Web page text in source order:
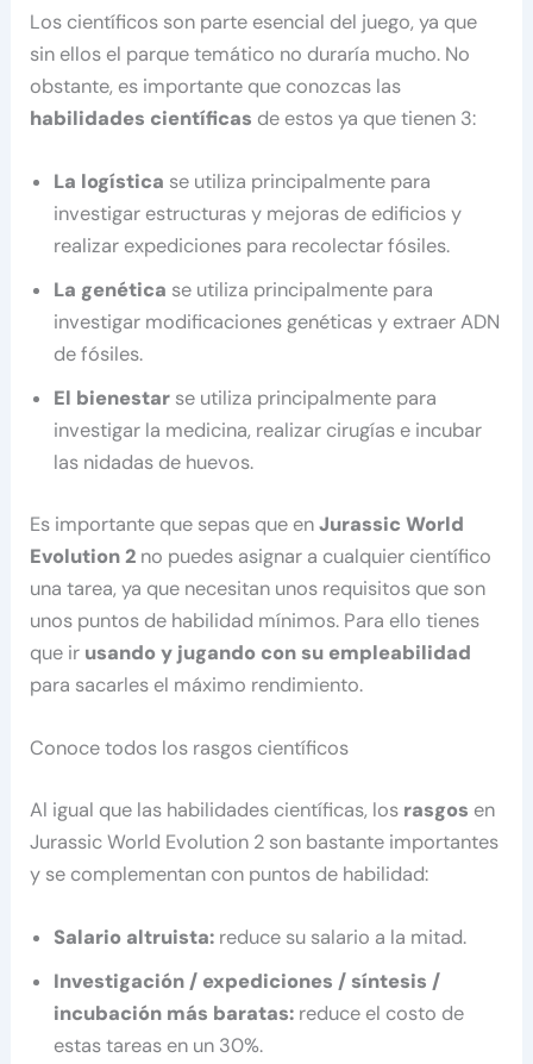
Los científicos son parte esencial del juego, ya que
sin ellos el parque temático no duraría mucho. No
obstante, es importante que conozcas las
habilidades científicas de estos ya que tienen 3:
La logística se utiliza principalmente para
investigar estructuras y mejoras de edificios y
realizar expediciones para recolectar fósiles.
La genética se utiliza principalmente para
investigar modificaciones genéticas y extraer ADN
de fósiles.
El bienestar se utiliza principalmente para
investigar la medicina, realizar cirugías e incubar
las nidadas de huevos.
Es importante que sepas que enJurassic World
Evolution 2 no puedes asignar a cualquier científico
una tarea, ya que necesitan unos requisitos que son
unos puntos de habilidad mínimos. Para ello tienes
que ir usando y jugando con su empleabilidad
para sacarles el máximo rendimiento.
Conoce todos los rasgos científicos
Al igual que las habilidades científicas, los rasgos en
Jurassic World Evolution 2 son bastante importantes
y se complementan con puntos de habilidad:
Salario altruista: reduce su salario a la mitad.
Investigación / expediciones / síntesis /
incubación más baratas: reduce el costo de
estas tareas en un 30%.